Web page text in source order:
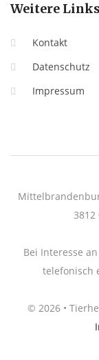
Weitere
Kontakt
Datenschutz
Impressum
3812
Bei Interesse
telefonisch
© 2026 •